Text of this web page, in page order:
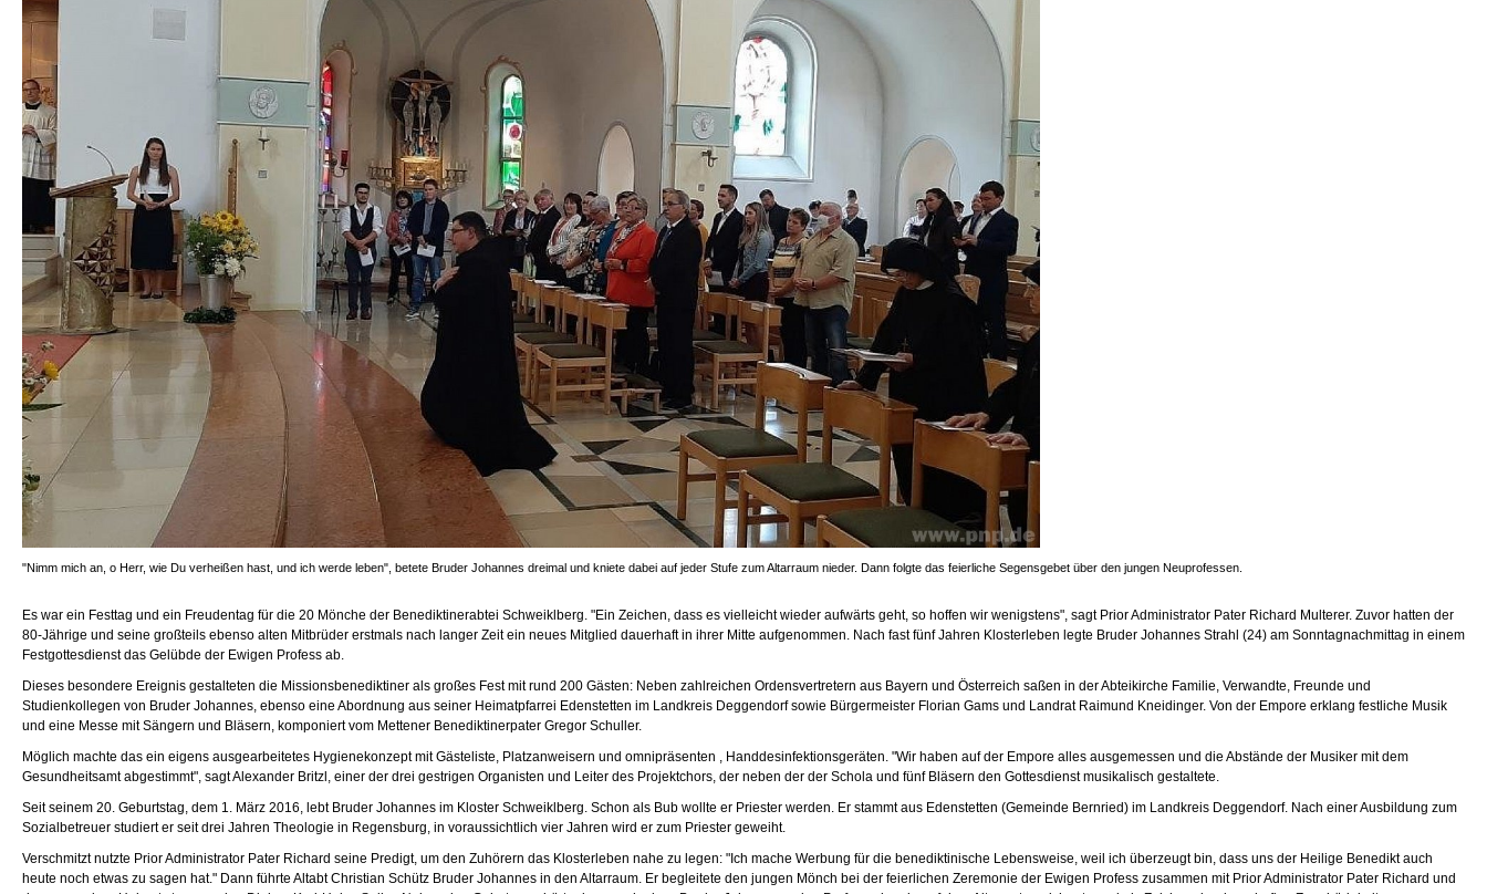
"Nimm mich an, o Herr, wie Du verheißen hast, und ich werde leben", betete Bruder Johannes dreimal und kniete dabei auf jeder Stufe zum Altarraum nieder. Dann folgte das feierliche Segensgebet über den jungen Neuprofessen.
Es war ein Festtag und ein Freudentag für die 20 Mönche der Benediktinerabtei Schweiklberg. "Ein Zeichen, dass es vielleicht wieder aufwärts geht, so hoffen wir wenigstens", sagt Prior Administrator Pater Richard Multerer. Zuvor hatten der
80-Jährige und seine großteils ebenso alten Mitbrüder erstmals nach langer Zeit ein neues Mitglied dauerhaft in ihrer Mitte aufgenommen. Nach fast fünf Jahren Klosterleben legte Bruder Johannes Strahl (24) am Sonntagnachmittag in einem
Festgottesdienst das Gelübde der Ewigen Profess ab.
Dieses besondere Ereignis gestalteten die Missionsbenediktiner als großes Fest mit rund 200 Gästen: Neben zahlreichen Ordensvertretern aus Bayern und Österreich saßen in der Abteikirche Familie, Verwandte, Freunde und
Studienkollegen von Bruder Johannes, ebenso eine Abordnung aus seiner Heimatpfarrei Edenstetten im Landkreis Deggendorf sowie Bürgermeister Florian Gams und Landrat Raimund Kneidinger. Von der Empore erklang festliche Musik
und eine Messe mit Sängern und Bläsern, komponiert vom Mettener Benediktinerpater Gregor Schuller.
Möglich machte das ein eigens ausgearbeitetes Hygienekonzept mit Gästeliste, Platzanweisern und omnipräsenten , Handdesinfektionsgeräten. "Wir haben auf der Empore alles ausgemessen und die Abstände der Musiker mit dem
Gesundheitsamt abgestimmt", sagt Alexander Britzl, einer der drei gestrigen Organisten und Leiter des Projektchors, der neben der der Schola und fünf Bläsern den Gottesdienst musikalisch gestaltete.
Seit seinem 20. Geburtstag, dem 1. März 2016, lebt Bruder Johannes im Kloster Schweiklberg. Schon als Bub wollte er Priester werden. Er stammt aus Edenstetten (Gemeinde Bernried) im Landkreis Deggendorf. Nach einer Ausbildung zum
Sozialbetreuer studiert er seit drei Jahren Theologie in Regensburg, in voraussichtlich vier Jahren wird er zum Priester geweiht.
Verschmitzt nutzte Prior Administrator Pater Richard seine Predigt, um den Zuhörern das Klosterleben nahe zu legen: "Ich mache Werbung für die benediktinische Lebensweise, weil ich überzeugt bin, dass uns der Heilige Benedikt auch
heute noch etwas zu sagen hat." Dann führte Altabt Christian Schütz Bruder Johannes in den Altarraum. Er begleitete den jungen Mönch bei der feierlichen Zeremonie der Ewigen Profess zusammen mit Prior Administrator Pater Richard und